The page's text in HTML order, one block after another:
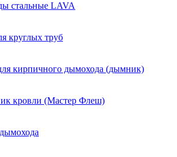
стальные LAVA
круглых труб
кирпичного дымохода (дымник)
кровли (Мастер Флеш)